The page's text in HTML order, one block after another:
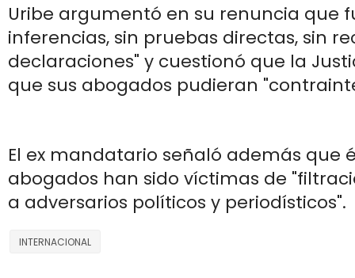
Uribe argumentó en su renuncia que
inferencias, sin pruebas directas, sin
declaraciones" y cuestionó que la
que sus abogados pudieran
El ex mandatario señaló además que
abogados han sido víctimas de
a adversarios políticos y periodísticos".
INTERNACIONAL